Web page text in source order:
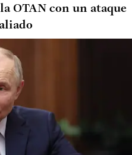
OTAN con un ataque